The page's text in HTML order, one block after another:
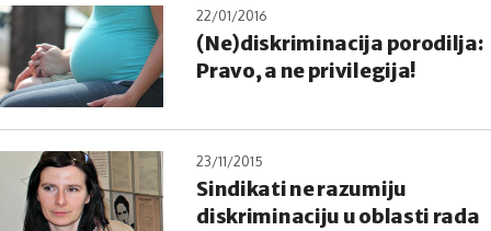
22/01/2016
(Ne)diskriminacija porodilja:
Pravo, a ne privilegija!
23/11/2015
Sindikati ne razumiju
diskriminaciju u oblasti rada